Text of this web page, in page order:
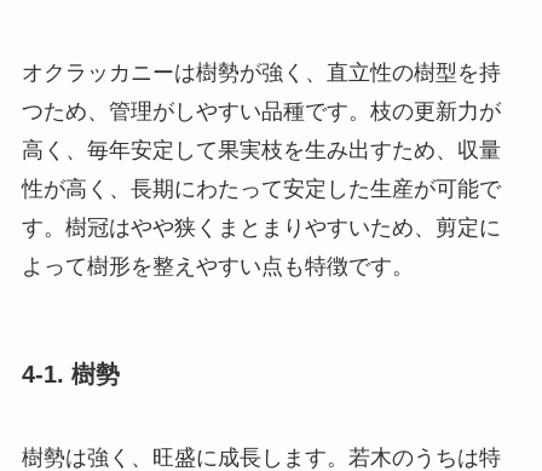
オクラッカニーは樹勢が強く、直立性の樹型を持
つため、管理がしやすい品種です。枝の更新力が
高く、毎年安定して果実枝を生み出すため、収量
性が高く、長期にわたって安定した生産が可能で
す。樹冠はやや狭くまとまりやすいため、剪定に
よって樹形を整えやすい点も特徴です。
4-1. 樹勢
樹勢は強く、旺盛に成長します。若木のうちは特